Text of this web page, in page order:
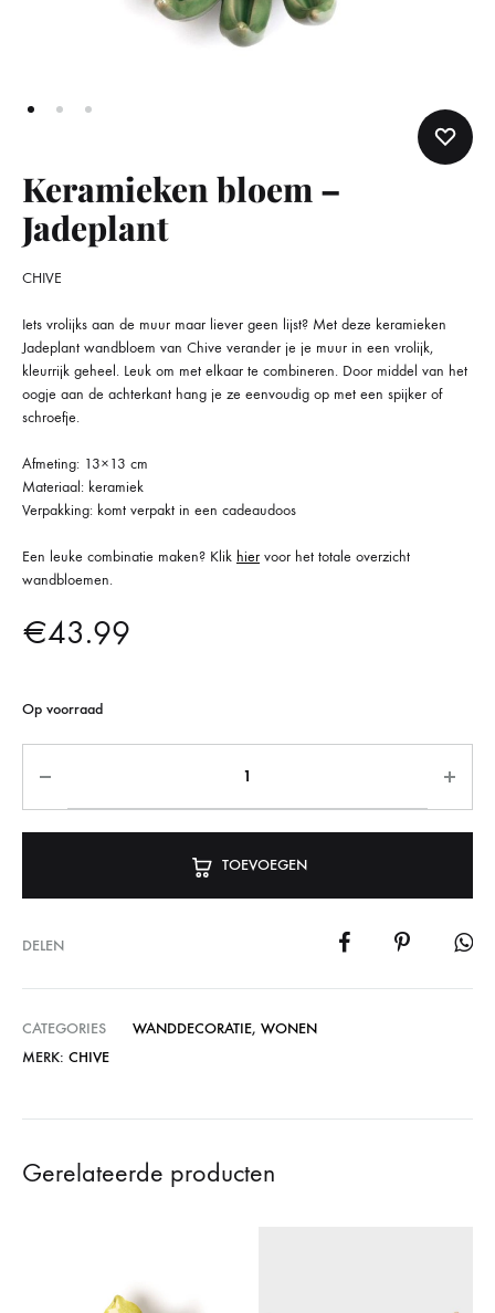
Keramieken bloem –
Jadeplant
CHIVE
Iets vrolijks aan de muur maar liever geen lijst? Met deze keramieken
Jadeplant wandbloem van Chive verander je je muur in een vrolijk,
kleurrijk geheel. Leuk om met elkaar te combineren. Door middel van het
oogje aan de achterkant hang je ze eenvoudig op met een spijker of
schroefje.
Afmeting: 13×13 cm
Materiaal: keramiek
Verpakking: komt verpakt in een cadeaudoos
Een leuke combinatie maken? Klik hier voor het totale overzicht
wandbloemen.
€43.99
Op voorraad
TOEVOEGEN
DELEN
CATEGORIES WANDDECORATIE, WONEN
MERK: CHIVE
Gerelateerde producten